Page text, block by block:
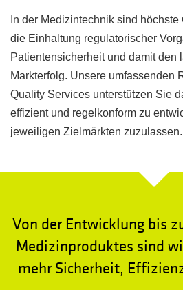
In der Medizintechnik sind
die Einhaltung regulatorischer
Patientensicherheit und damit den
Markterfolg. Unsere umfassenden
Quality Services unterstützen Sie
effizient und regelkonform zu
jeweiligen Zielmärkten zuzulassen.
Von der Entwicklung bis
Medizinproduktes sind
mehr Sicherheit,